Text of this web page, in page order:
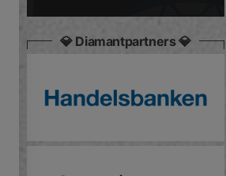
💎 Diamantpartners 💎